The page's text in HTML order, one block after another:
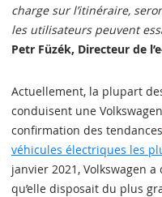
charge sur l’itinéraire,
les utilisateurs peuvent
Petr Füzék, Directeur de
Actuellement, la plupart
conduisent une
confirmation des tendances
véhicules électriques les
janvier 2021, Volkswagen
qu’elle disposait du plus